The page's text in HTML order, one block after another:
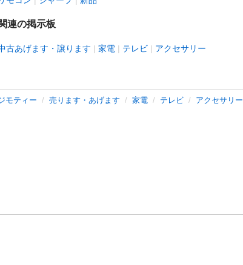
連の掲示板
古あげます・譲ります 家電 テレビ アクセサリー
モティー 売ります・あげます 家電 テレビ アクセサリー